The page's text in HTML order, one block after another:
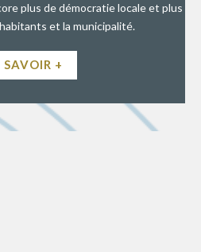
plus de démocratie locale et plus
et la municipalité.
SAVOIR +